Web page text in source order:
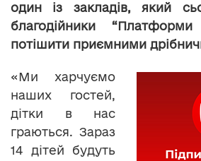
один із закладів, який
благодійники
потішити приємними
«Ми харчуємо
наших гостей,
дітки в нас
граються. Зараз
14 дітей будуть